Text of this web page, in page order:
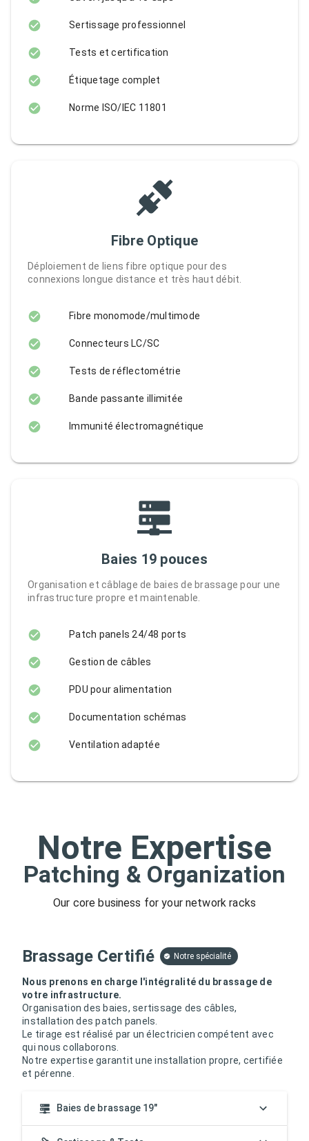
Sertissage professionnel
Tests et certification
Étiquetage complet
Norme ISO/IEC 11801
Fibre Optique
Déploiement de liens fibre optique pour des
connexions longue distance et très haut débit.
Fibre monomode/multimode
Connecteurs LC/SC
Tests de réflectométrie
Bande passante illimitée
Immunité électromagnétique
Baies 19 pouces
Organisation et câblage de baies de brassage pour une
infrastructure propre et maintenable.
Patch panels 24/48 ports
Gestion de câbles
PDU pour alimentation
Documentation schémas
Ventilation adaptée
Notre Expertise
Patching & Organization
Our core business for your network racks
Brassage Certifié Notre spécialité
Nous prenons en charge l'intégralité du brassage de
votre infrastructure.
Organisation des baies, sertissage des câbles,
installation des patch panels.
Le tirage est réalisé par un électricien compétent avec
qui nous collaborons.
Notre expertise garantit une installation propre, certifiée
et pérenne.
Baies de brassage 19"